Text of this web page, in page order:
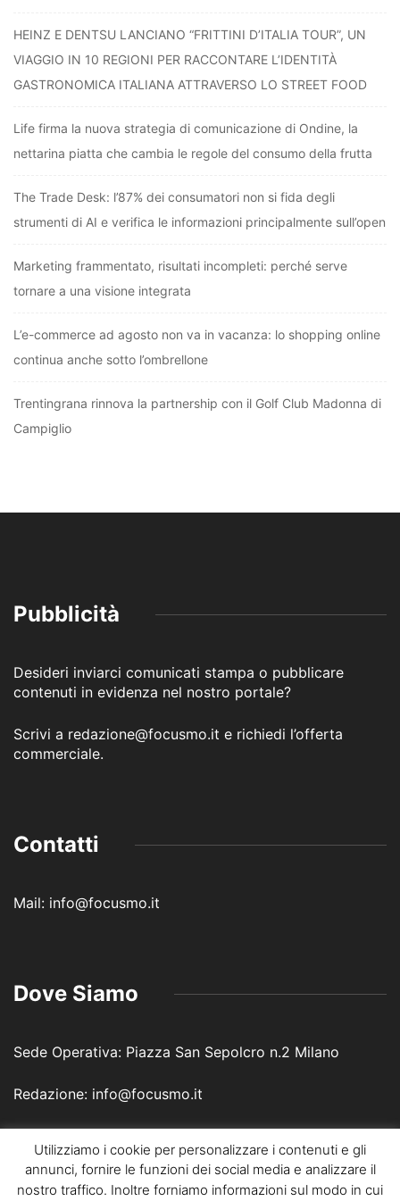
HEINZ E DENTSU LANCIANO “FRITTINI D’ITALIA TOUR”, UN
VIAGGIO IN 10 REGIONI PER RACCONTARE L’IDENTITÀ
GASTRONOMICA ITALIANA ATTRAVERSO LO STREET FOOD
Life firma la nuova strategia di comunicazione di Ondine, la
nettarina piatta che cambia le regole del consumo della frutta
The Trade Desk: l’87% dei consumatori non si fida degli
strumenti di AI e verifica le informazioni principalmente sull’open
Marketing frammentato, risultati incompleti: perché serve
tornare a una visione integrata
L’e-commerce ad agosto non va in vacanza: lo shopping online
continua anche sotto l’ombrellone
Trentingrana rinnova la partnership con il Golf Club Madonna di
Campiglio
Pubblicità
Desideri inviarci comunicati stampa o pubblicare
contenuti in evidenza nel nostro portale?
Scrivi a redazione@focusmo.it e richiedi l’offerta
commerciale.
Contatti
Mail: info@focusmo.it
Dove Siamo
Sede Operativa: Piazza San Sepolcro n.2 Milano
Redazione: info@focusmo.it
Utilizziamo i cookie per personalizzare i contenuti e gli
annunci, fornire le funzioni dei social media e analizzare il
nostro traffico. Inoltre forniamo informazioni sul modo in cui